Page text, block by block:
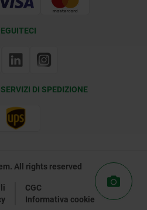
DI SPEDIZIONE
All rights reserved
CGC
Informativa cookie